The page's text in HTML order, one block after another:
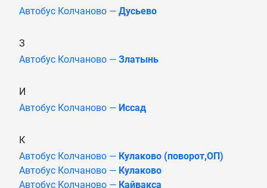
Автобус Колчаново — Дусьево
З
Автобус Колчаново — Златынь
И
Автобус Колчаново — Иссад
К
Автобус Колчаново — Кулаково (поворот,ОП)
Автобус Колчаново — Кулаково
Автобус Колчаново — Кайвакса